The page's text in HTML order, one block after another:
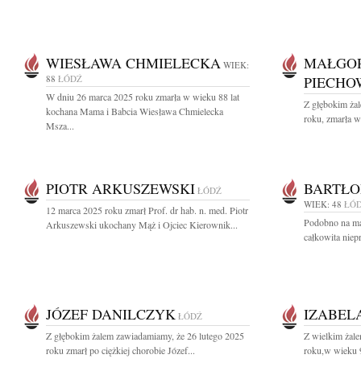
WIESŁAWA CHMIELECKA WIEK:
88 ŁÓDŹ
W dniu 26 marca 2025 roku zmarła w wieku 88 lat
kochana Mama i Babcia Wiesława Chmielecka
Msza...
Z głębokim
roku, zmarła
PIOTR ARKUSZEWSKI ŁÓDŹ
12 marca 2025 roku zmarł Prof. dr hab. n. med. Piotr
Arkuszewski ukochany Mąż i Ojciec Kierownik...
WIEK: 48
Podobno na
całkowita
JÓZEF DANILCZYK ŁÓDŹ
Z głębokim żalem zawiadamiamy, że 26 lutego 2025
roku zmarł po ciężkiej chorobie Józef...
Z wielkim
roku,w wieku